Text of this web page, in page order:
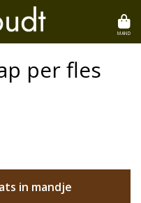
MAND
per fles
in mandje